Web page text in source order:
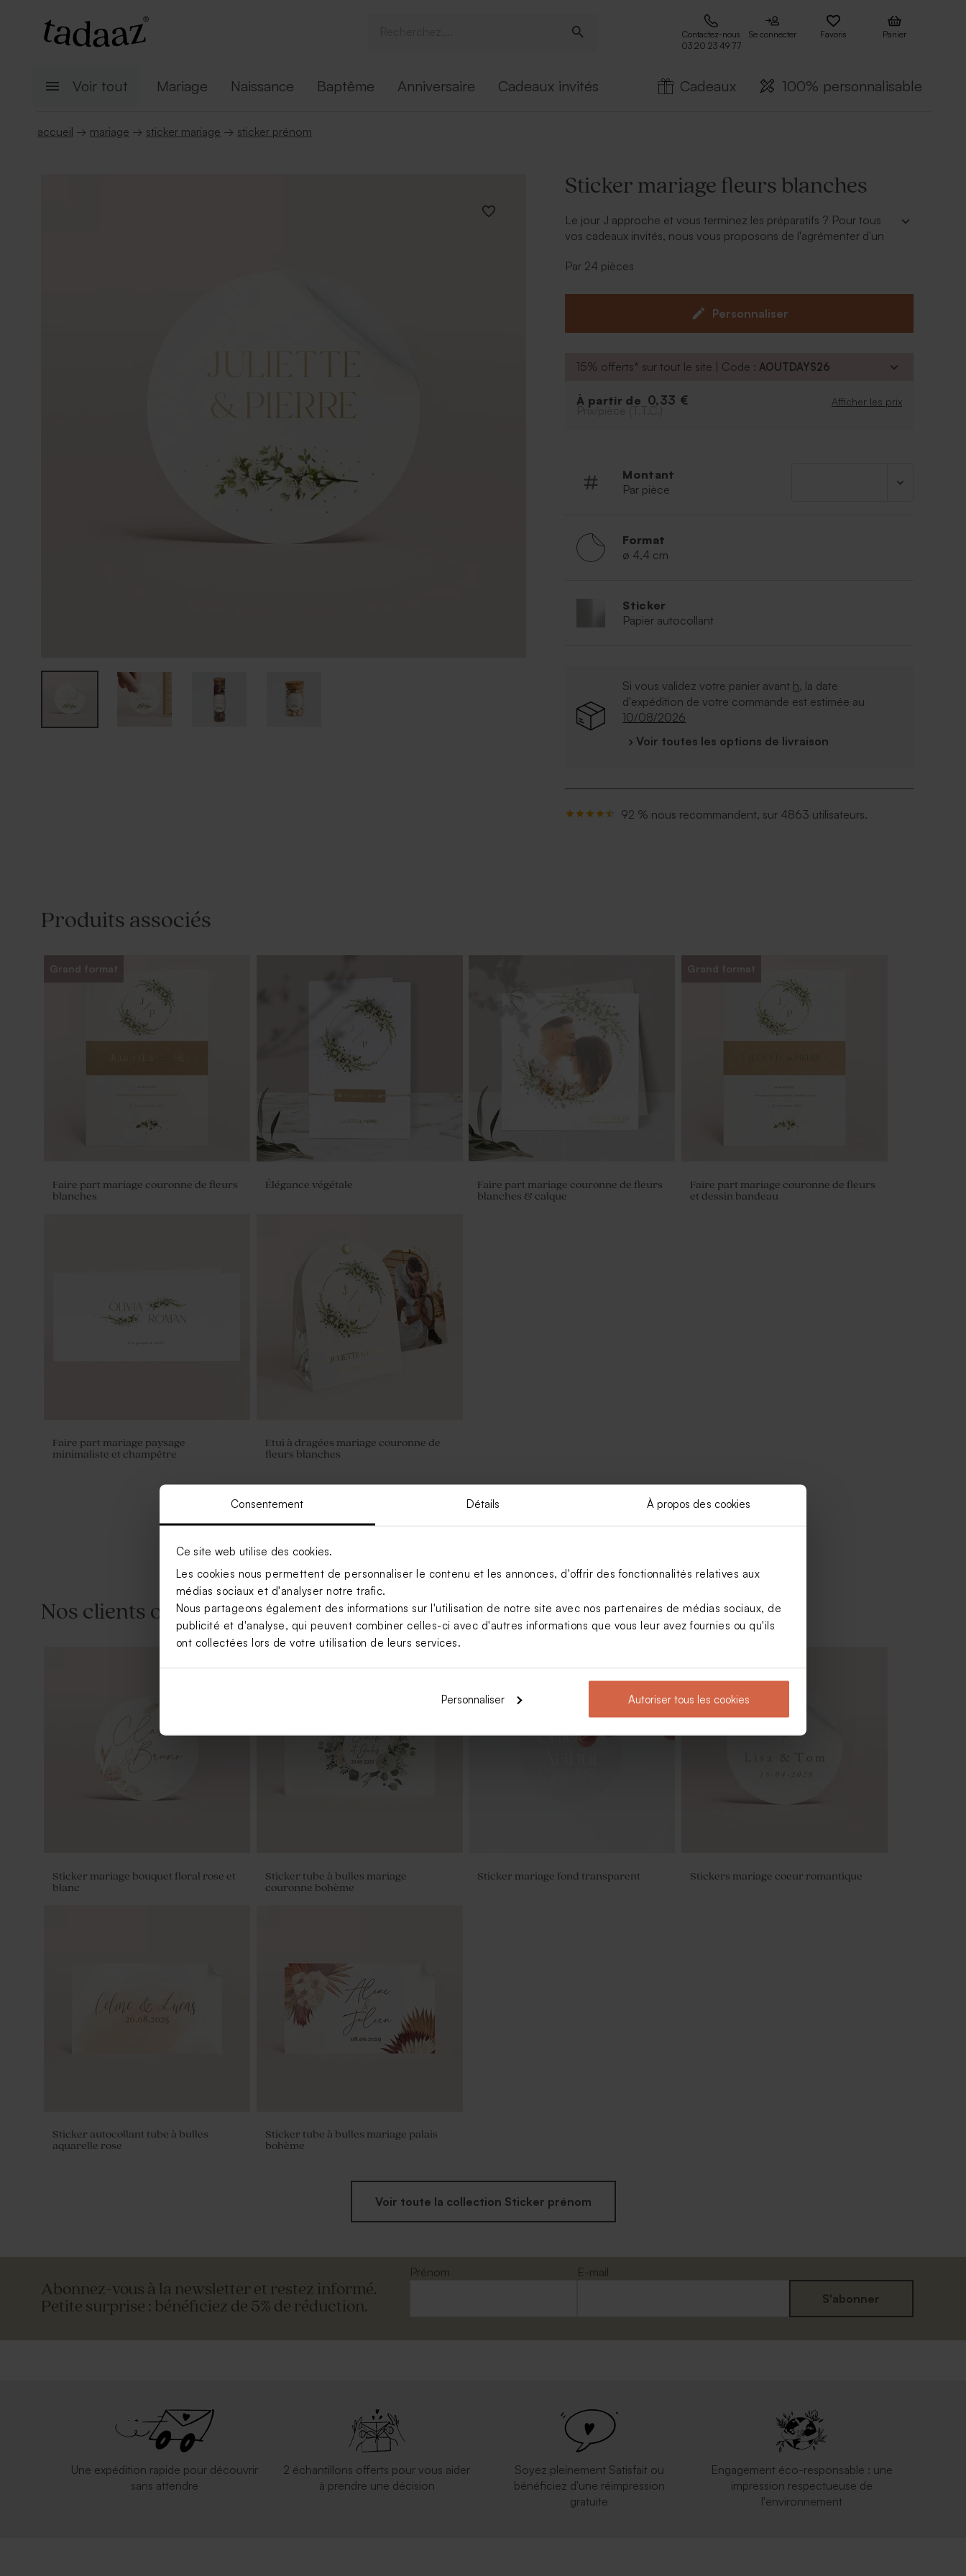
Consentement Détails À propos des cookies
Ce site web utilise des cookies.
Les cookies nous permettent de personnaliser le contenu et les annonces, d'offrir des fonctionnalités relatives aux
médias sociaux et d'analyser notre trafic.
Nous partageons également des informations sur l'utilisation de notre site avec nos partenaires de médias sociaux, de
publicité et d'analyse, qui peuvent combiner celles-ci avec d'autres informations que vous leur avez fournies ou qu'ils
ont collectées lors de votre utilisation de leurs services.
Personnaliser Autoriser tous les cookies
Contactez-nous
03 20 23 49 77
Se connecter Favoris Panier
Voir tout Mariage Naissance Baptême Anniversaire Cadeaux invités Cadeaux 100% personnalisable
accueil → mariage → sticker mariage → sticker prénom
Sticker mariage fleurs blanches
Le jour J approche et vous terminez les préparatifs ? Pour tous
vos cadeaux invités, nous vous proposons de l'agrémenter d'un
Idéal pour tous vos cadeaux invités comme des étuis ou des
Le bocal à dragées transparent est vendu séparément du sticker.
Par 24 pièces
Personnaliser
15% offerts* sur tout le site | Code :AOUTDAYS26
À partir de 0,33 € Afficher les prix
Prix/pièce (T.T.C.)
Montant
Par pièce
Format
ø 4,4 cm
Sticker
Papier autocollant
Si vous validez votre panier avant h, la date
d'expédition de votre commande est estimée au
10/08/2026
› Voir toutes les options de livraison
92 % nous recommandent, sur 4863 utilisateurs.
Produits associés
Grand format
Faire part mariage couronne de fleurs
blanches
Élégance végétale
Faire part mariage couronne de fleurs
blanches & calque
Grand format
Faire part mariage couronne de fleurs
et dessin bandeau
Faire part mariage paysage
minimaliste et champêtre
Etui à dragées mariage couronne de
fleurs blanches
Carte d'invitation mariage couronne de
Étiquette cadeau mariage fleurs
Livret de messe mariage couronne de
fleurs blanches
Voir +
Nos clients ont aussi aimé...
Sticker mariage bouquet floral rose et
blanc
Sticker tube à bulles mariage
couronne bohème
Sticker mariage fond transparent Stickers mariage coeur romantique
Sticker autocollant tube à bulles
aquarelle rose
Sticker tube à bulles mariage palais
bohème
Voir toute la collection Sticker prénom
Abonnez-vous à la newsletter et restez informé.
Petite surprise : bénéficiez de 5% de réduction.
Prénom
E-mail
S'abonner
Une expédition rapide pour découvrir
sans attendre
2 échantillons offerts pour vous aider
à prendre une décision
Soyez pleinement Satisfait ou
bénéficiez d'une réimpression
gratuite
Engagement éco-responsable : une
impression respectueuse de
l'environnement